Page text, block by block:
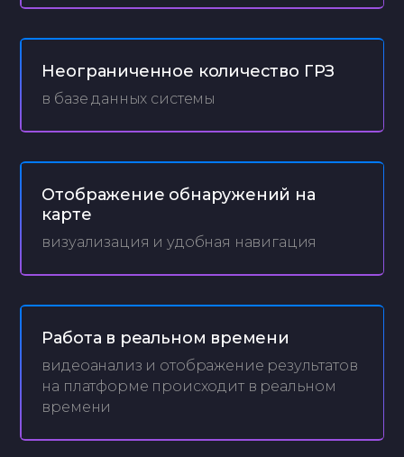
Неограниченное количество ГРЗ
в базе данных системы
Отображение обнаружений на
карте
визуализация и удобная навигация
Работа в реальном времени
видеоанализ и отображение результатов
на платформе происходит в реальном
времени